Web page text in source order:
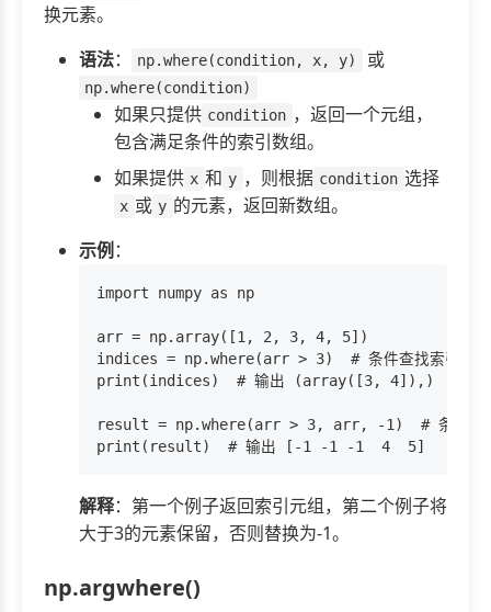
换元素。
语法： np.where(condition, x, y) 或
np.where(condition)
如果只提供 condition ，返回一个元组，
包含满足条件的索引数组。
如果提供 x 和 y ，则根据 condition 选择
x 或 y 的元素，返回新数组。
示例 ：
import numpy as np
arr = np.array([1, 2, 3, 4, 5])
indices = np.where(arr > 3)  # 条件查找索引
print(indices)  # 输出 (array([3, 4]),)
result = np.where(arr > 3, arr, -1)  # 条件替
解释：第一个例子返回索引元组，第二个例子将
大于3的元素保留，否则替换为-1。
np.argwhere()